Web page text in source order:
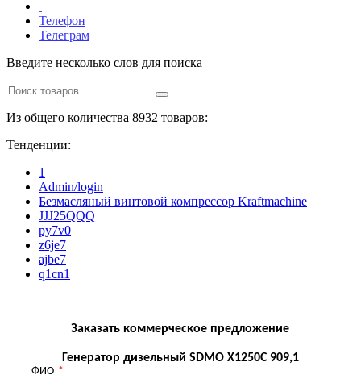
Телефон
Телеграм
Введите несколько слов для поиска
Из общего количества 8932 товаров:
Тенденции:
1
Admin/login
Безмасляный винтовой компрессор Kraftmaсhine
JJJ25QQQ
py7v0
z6je7
ajbe7
q1cn1
Заказать коммерческое предложение
Генератор дизельный SDMO X1250C 909,1
ФИО